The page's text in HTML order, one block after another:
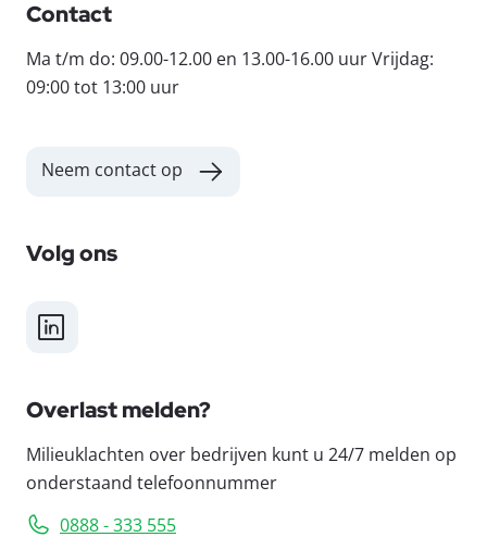
Contact
Ma t/m do: 09.00-12.00 en 13.00-16.00 uur Vrijdag:
09:00 tot 13:00 uur
Neem contact op
Volg ons
LinkedIn
Overlast melden?
Milieuklachten over bedrijven kunt u 24/7 melden op
onderstaand telefoonnummer
0888 - 333 555